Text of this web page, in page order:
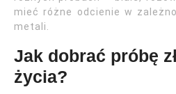
mieć różne odcienie w
metali.
Jak dobrać próbę
życia?